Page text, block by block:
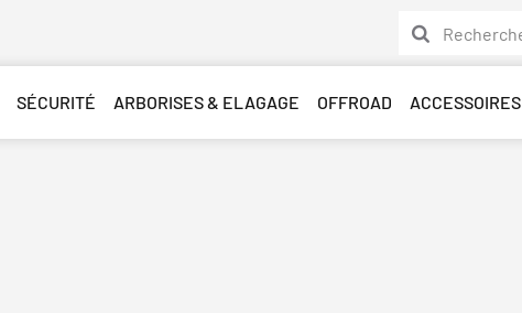
SÉCURITÉ ARBORISES & ELAGAGE OFFROAD ACCESSOIRES